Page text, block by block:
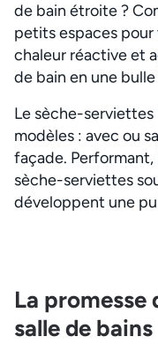
de bain étroite ?
petits espaces
chaleur réactive et
de bain en une
Le sèche-
modèles : avec ou
façade. Performant,
sèche-serviettes
développent une
La
salle de bains